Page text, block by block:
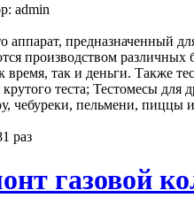
admin
аппарат, предназначенный
производством
время, так и деньги. Также
теста; Тестомесы
чебуреки, пельмени, пиццы
раз
газовой